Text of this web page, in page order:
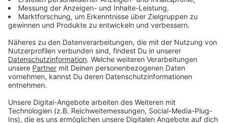
eine enge Freundschaft haben hier im
Grenzgebiet zwischen Deutschen und
'Sehen Sie von Fahrten in die Niederlande ab,
bitte bleiben Sie zu Hause!' Auch die Niederlande
haben ein großes Problem mit dem Coronavirus
und wir wollen beide gegenseitig uns nicht weiter